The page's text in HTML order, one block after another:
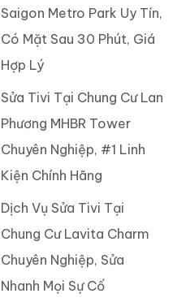
Saigon Metro Park Uy Tín,
Có Mặt Sau 30 Phút, Giá
Hợp Lý
Sửa Tivi Tại Chung Cư Lan
Phương MHBR Tower
Chuyên Nghiệp, #1 Linh
Kiện Chính Hãng
Dịch Vụ Sửa Tivi Tại
Chung Cư Lavita Charm
Chuyên Nghiệp, Sửa
Nhanh Mọi Sự Cố